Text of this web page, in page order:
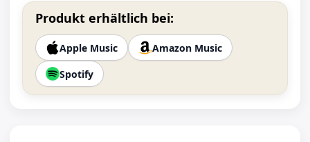
Produkt erhältlich bei:
Apple Music
Amazon Music
Spotify